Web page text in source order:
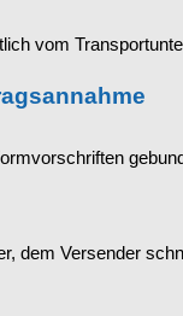
vom
dem Versender